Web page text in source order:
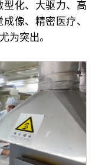
化、大驱力、高
像、精密医疗、
为突出。